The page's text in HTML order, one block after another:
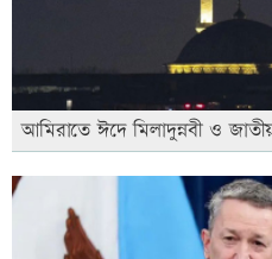
আমিরাতে ঈদে মিলাদুন্নবী ও